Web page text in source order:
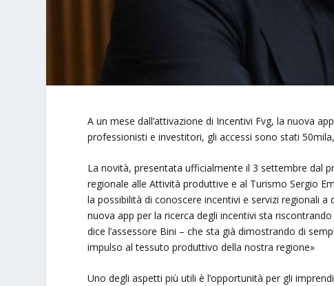
A un mese dall’attivazione di Incentivi Fvg, la nuova
professionisti e investitori, gli accessi sono stati
La novità, presentata ufficialmente il 3 settembre dal
regionale alle Attività produttive e al Turismo Sergio
la possibilità di conoscere incentivi e servizi regionali
nuova app per la ricerca degli incentivi sta
dice l’assessore Bini – che sta già dimostrando di
impulso al tessuto produttivo della nostra regione»
Uno degli aspetti più utili è l’opportunità per gli